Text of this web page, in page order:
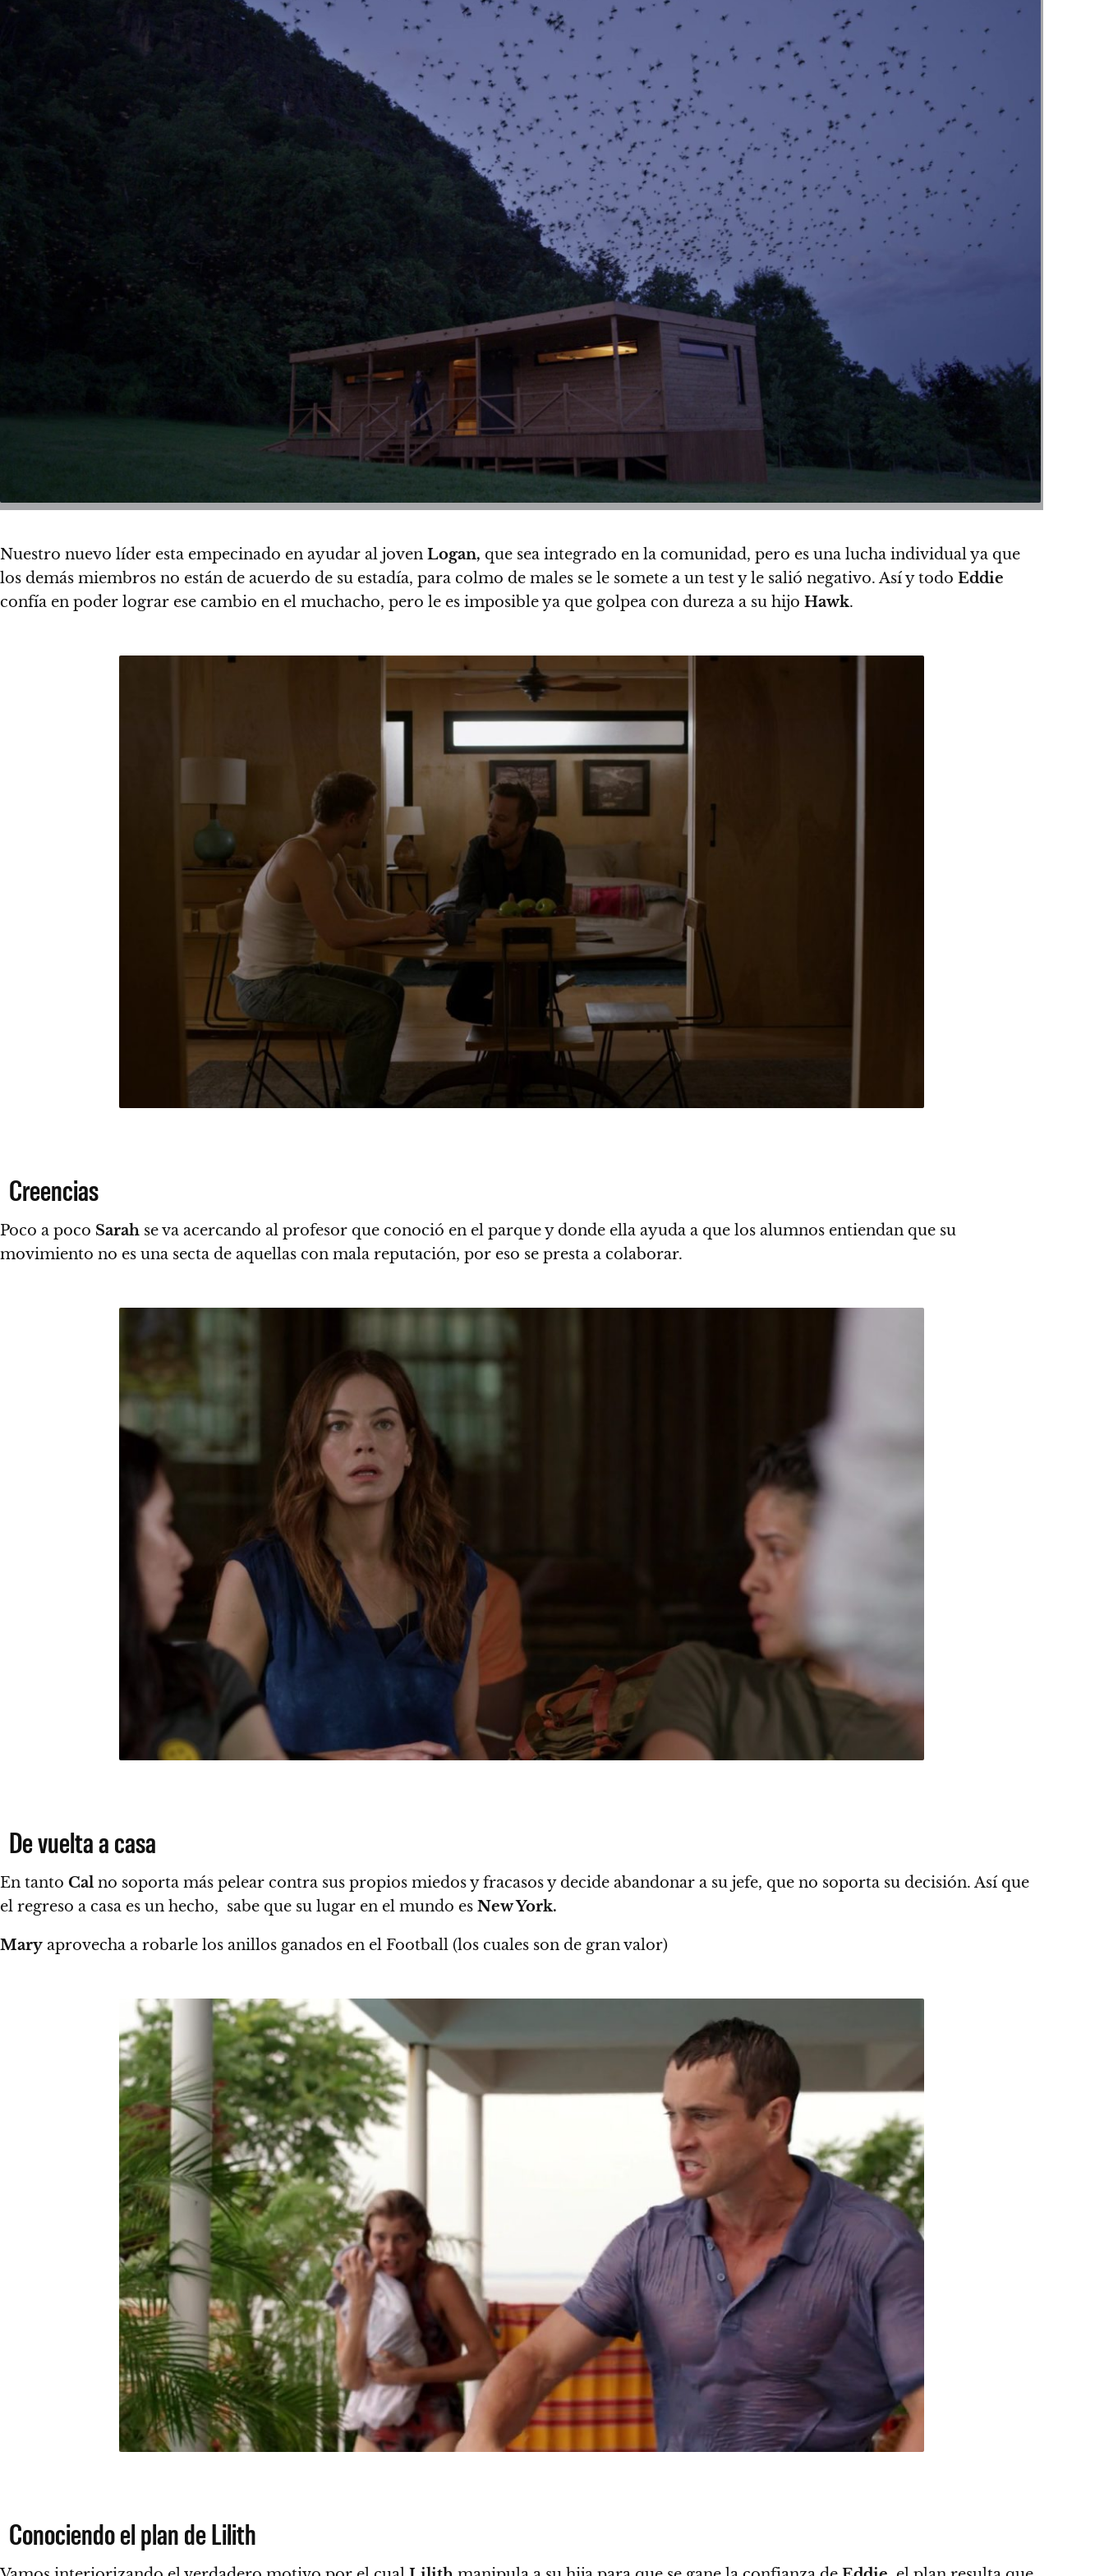
Nuestro nuevo líder esta empecinado en ayudar al joven Logan, que sea integrado en la comunidad, pero es una lucha individual ya que
los demás miembros no están de acuerdo de su estadía, para colmo de males se le somete a un test y le salió negativo. Así y todo Eddie
confía en poder lograr ese cambio en el muchacho, pero le es imposible ya que golpea con dureza a su hijo Hawk.
Creencias
Poco a poco Sarah se va acercando al profesor que conoció en el parque y donde ella ayuda a que los alumnos entiendan que su
movimiento no es una secta de aquellas con mala reputación, por eso se presta a colaborar.
De vuelta a casa
En tanto Cal no soporta más pelear contra sus propios miedos y fracasos y decide abandonar a su jefe, que no soporta su decisión. Así que
el regreso a casa es un hecho, sabe que su lugar en el mundo es New York.
Mary aprovecha a robarle los anillos ganados en el Football (los cuales son de gran valor)
Conociendo el plan de Lilith